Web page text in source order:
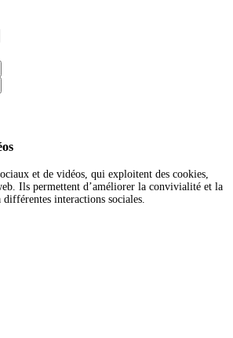
et de vidéos, qui exploitent des cookies,
Ils permettent d’améliorer la convivialité et la
interactions sociales.